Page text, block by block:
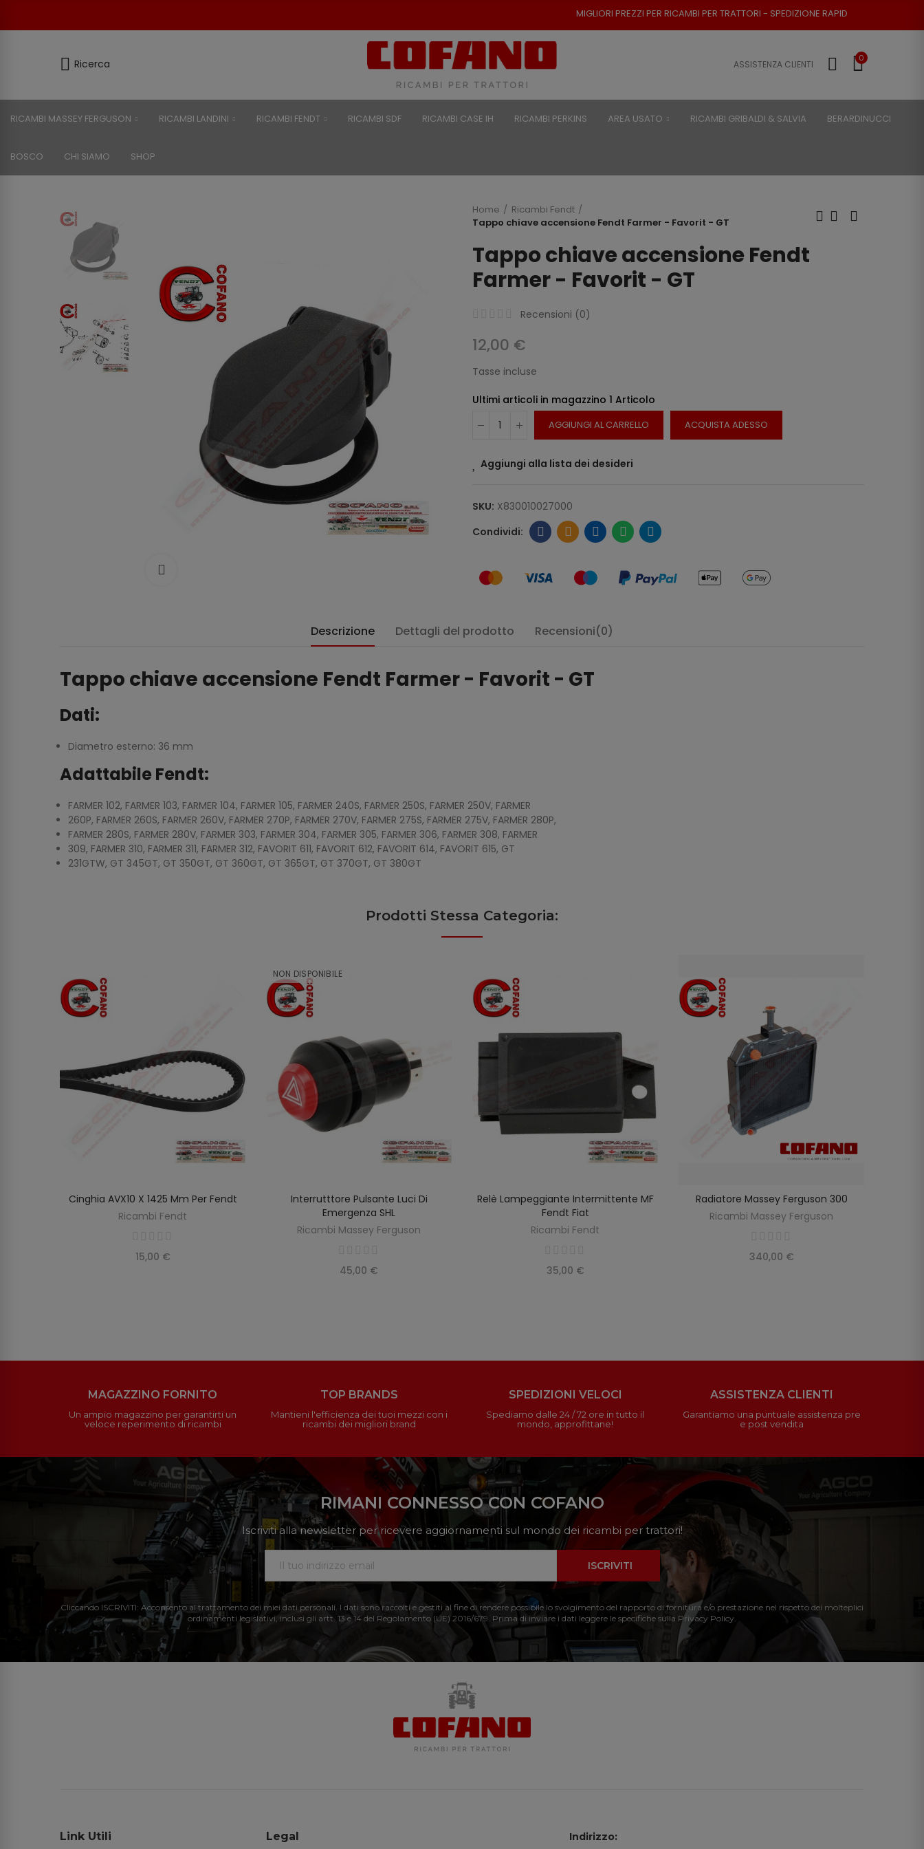
MIGLIORI PREZZI PER RICAMBI PER TRATTORI - SPEDIZIONE RAPIDA - RESO POSSIBILE
Ricerca ASSISTENZA CLIENTI
0
RICAMBI MASSEY FERGUSON RICAMBI LANDINI RICAMBI FENDT RICAMBI SDF RICAMBI CASE IH RICAMBI PERKINS AREA USATO RICAMBI GRIBALDI & SALVIA BERARDINUCCI
BOSCO CHI SIAMO SHOP
Home
Ricambi Fendt
Tappo chiave accensione Fendt Farmer - Favorit - GT
Tappo chiave accensione Fendt
Farmer - Favorit - GT
Recensioni (0)
12,00 €
Tasse incluse
Ultimi articoli in magazzino 1 Articolo
AGGIUNGI AL CARRELLO ACQUISTA ADESSO
Aggiungi alla lista dei desideri
SKU: X830010027000
Descrizione Dettagli del prodotto Recensioni(0)
Tappo chiave accensione Fendt Farmer - Favorit - GT
Dati:
Diametro esterno: 36 mm
Adattabile Fendt:
FARMER 102, FARMER 103, FARMER 104, FARMER 105, FARMER 240S, FARMER 250S, FARMER 250V, FARMER
260P, FARMER 260S, FARMER 260V, FARMER 270P, FARMER 270V, FARMER 275S, FARMER 275V, FARMER 280P,
FARMER 280S, FARMER 280V, FARMER 303, FARMER 304, FARMER 305, FARMER 306, FARMER 308, FARMER
309, FARMER 310, FARMER 311, FARMER 312, FAVORIT 611, FAVORIT 612, FAVORIT 614, FAVORIT 615, GT
231GTW, GT 345GT, GT 350GT, GT 360GT, GT 365GT, GT 370GT, GT 380GT
Prodotti Stessa Categoria:
AGGIUNGI AL CARRELLO
Cinghia AVX10 X 1425 Mm Per Fendt
Ricambi Fendt
15,00 €
NON DISPONIBILE
SCOPRIRE
Interrutttore Pulsante Luci Di
Emergenza SHL
Ricambi Massey Ferguson
45,00 €
AGGIUNGI AL CARRELLO
Relè Lampeggiante Intermittente MF
Fendt Fiat
Ricambi Fendt
35,00 €
AGGIUNGI AL CARRELLO
Radiatore Massey Ferguson 300
Ricambi Massey Ferguson
340,00 €
MAGAZZINO FORNITO
Un ampio magazzino per garantirti un
veloce reperimento di ricambi
TOP BRANDS
Mantieni l'efficienza dei tuoi mezzi con i
ricambi dei migliori brand
SPEDIZIONI VELOCI
Spediamo dalle 24 / 72 ore in tutto il
mondo, approfittane!
ASSISTENZA CLIENTI
Garantiamo una puntuale assistenza pre
e post vendita
RIMANI CONNESSO CON COFANO
Iscriviti alla newsletter per ricevere aggiornamenti sul mondo dei ricambi per trattori!
ISCRIVITI
Cliccando ISCRIVITI: Acconsento al trattamento dei miei dati personali. I dati sono raccolti e gestiti al fine di rendere possibile lo svolgimento del rapporto di fornitura e/o prestazione nel rispetto dei molteplici
ordinamenti legislativi, inclusi gli artt. 13 e 14 del Regolamento (UE) 2016/679. Prima di inviare i dati leggere le specifiche sulla Privacy Policy.
Link Utili Legal Indirizzo: